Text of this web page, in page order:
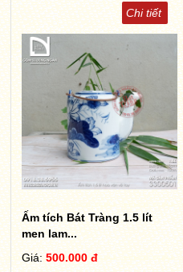
Chi tiết
Ấm tích Bát Tràng 1.5 lít
men lam...
Giá:500.000 đ